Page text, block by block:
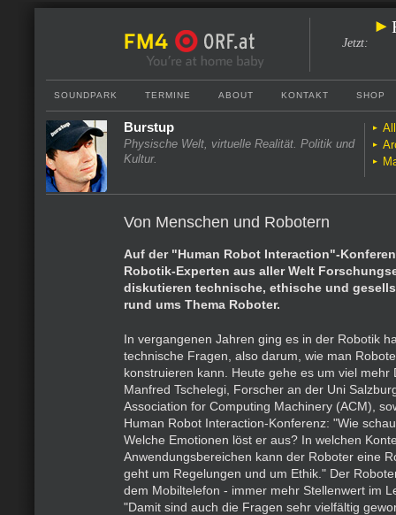
Jetzt:
SOUNDPARK TERMINE ABOUT KONTAKT SHOP
Burstup
Physische Welt, virtuelle Realität. Politik und
Kultur.
Von Menschen und Robotern
Auf der "Human Robot Interaction"-
Robotik-Experten aus aller Welt
diskutieren technische, ethische und
rund ums Thema Roboter.
In vergangenen Jahren ging es in der Robotik
technische Fragen, also darum, wie man
konstruieren kann. Heute gehe es um viel mehr
Manfred Tschelegi, Forscher an der Uni
Association for Computing Machinery (ACM),
Human Robot Interaction-Konferenz: "Wie
Welche Emotionen löst er aus? In welchen
Anwendungsbereichen kann der Roboter eine
geht um Regelungen und um Ethik." Der
dem Mobiltelefon - immer mehr Stellenwert im
"Damit sind auch die Fragen sehr vielfältig